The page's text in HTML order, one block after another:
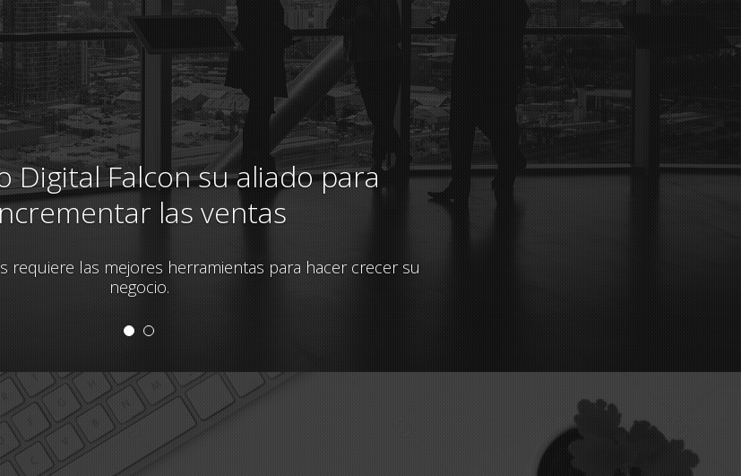
basada en crear una gran
de compra
Falcón fue diseñado y moldeado por las necesidades de
los agentes de ventas.